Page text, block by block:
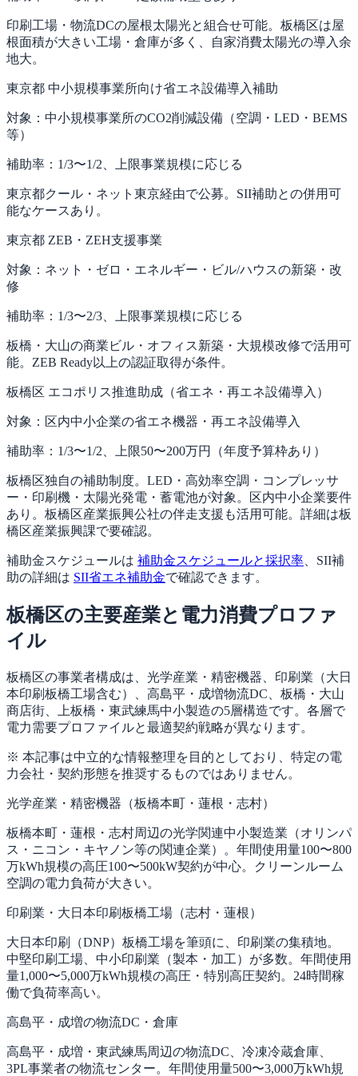
印刷工場・物流DCの屋根太陽光と組合せ可能。板橋区は屋
根面積が大きい工場・倉庫が多く、自家消費太陽光の導入余
地大。
東京都 中小規模事業所向け省エネ設備導入補助
対象： 中小規模事業所のCO2削減設備（空調・LED・BEMS
等）
補助率： 1/3〜1/2、上限事業規模に応じる
東京都クール・ネット東京経由で公募。SII補助との併用可
能なケースあり。
東京都 ZEB・ZEH支援事業
対象： ネット・ゼロ・エネルギー・ビル/ハウスの新築・改
修
補助率： 1/3〜2/3、上限事業規模に応じる
板橋・大山の商業ビル・オフィス新築・大規模改修で活用可
能。ZEB Ready以上の認証取得が条件。
板橋区 エコポリス推進助成（省エネ・再エネ設備導入）
対象： 区内中小企業の省エネ機器・再エネ設備導入
補助率： 1/3〜1/2、上限50〜200万円（年度予算枠あり）
板橋区独自の補助制度。LED・高効率空調・コンプレッサ
ー・印刷機・太陽光発電・蓄電池が対象。区内中小企業要件
あり。板橋区産業振興公社の伴走支援も活用可能。詳細は板
橋区産業振興課で要確認。
補助金スケジュールは 補助金スケジュールと採択率 、SII補
助の詳細は SII省エネ補助金で確認できます。
板橋区の主要産業と電力消費プロファ
イル
板橋区の事業者構成は、光学産業・精密機器、印刷業（大日
本印刷板橋工場含む）、高島平・成増物流DC、板橋・大山
商店街、上板橋・東武練馬中小製造の5層構造です。各層で
電力需要プロファイルと最適契約戦略が異なります。
※ 本記事は中立的な情報整理を目的としており、特定の電
力会社・契約形態を推奨するものではありません。
光学産業・精密機器（板橋本町・蓮根・志村）
板橋本町・蓮根・志村周辺の光学関連中小製造業（オリンパ
ス・ニコン・キヤノン等の関連企業）。年間使用量100〜800
万kWh規模の高圧100〜500kW契約が中心。クリーンルーム
空調の電力負荷が大きい。
印刷業・大日本印刷板橋工場（志村・蓮根）
大日本印刷（DNP）板橋工場を筆頭に、印刷業の集積地。
中堅印刷工場、中小印刷業（製本・加工）が多数。年間使用
量1,000〜5,000万kWh規模の高圧・特別高圧契約。24時間稼
働で負荷率高い。
高島平・成増の物流DC・倉庫
高島平・成増・東武練馬周辺の物流DC、冷凍冷蔵倉庫、
3PL事業者の物流センター。年間使用量500〜3,000万kWh規